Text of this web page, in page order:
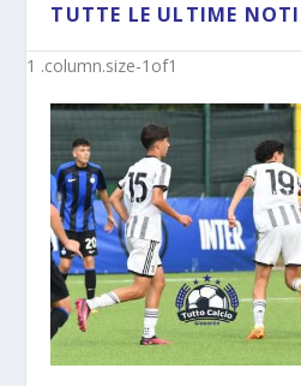
NAPOLI – TRE EX
“SVINCOL...
SAVOIA – COLPO
TUTTE LE ULTIME